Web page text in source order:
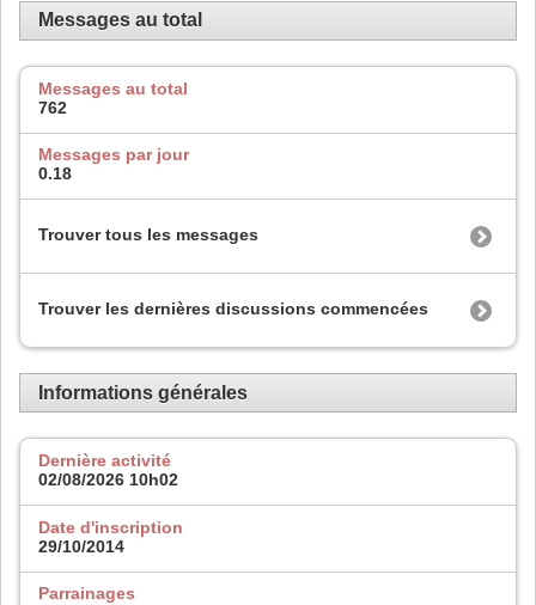
Messages au total
Messages au total
762
Messages par jour
0.18
Trouver tous les messages
Trouver les dernières discussions commencées
Informations générales
Dernière activité
02/08/2026 10h02
Date d'inscription
29/10/2014
Parrainages